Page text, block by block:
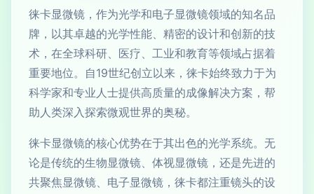
徕卡显微镜，作为光学和电子显微镜领域的知名品
牌，以其卓越的光学性能、精密的设计和创新的技
术，在全球科研、医疗、工业和教育等领域占据着
重要地位。自19世纪创立以来，徕卡始终致力于为
科学家和专业人士提供高质量的成像解决方案，帮
助人类深入探索微观世界的奥秘。
徕卡显微镜的核心优势在于其出色的光学系统。无
论是传统的生物显微镜、体视显微镜，还是先进的
共聚焦显微镜、电子显微镜，徕卡都注重镜头的设